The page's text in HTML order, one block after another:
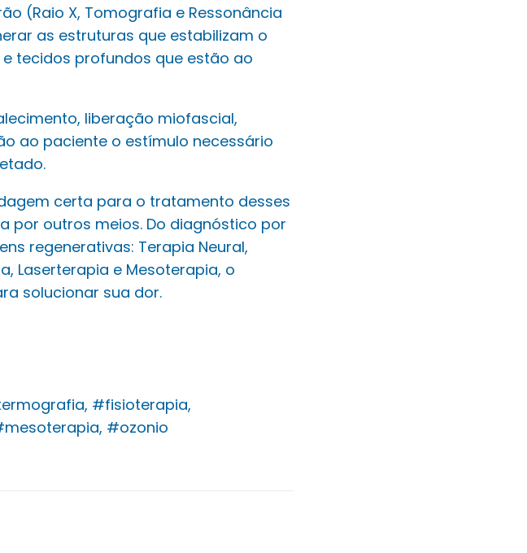
(Raio X, Tomografia e Ressonância
as estruturas que estabilizam o
tecidos profundos que estão ao
liberação miofascial,
ao paciente o estímulo necessário
certa para o tratamento desses
por outros meios. Do diagnóstico por
regenerativas: Terapia Neural,
Laserterapia e Mesoterapia, o
solucionar sua dor.
#fisioterapia,
#ozonio